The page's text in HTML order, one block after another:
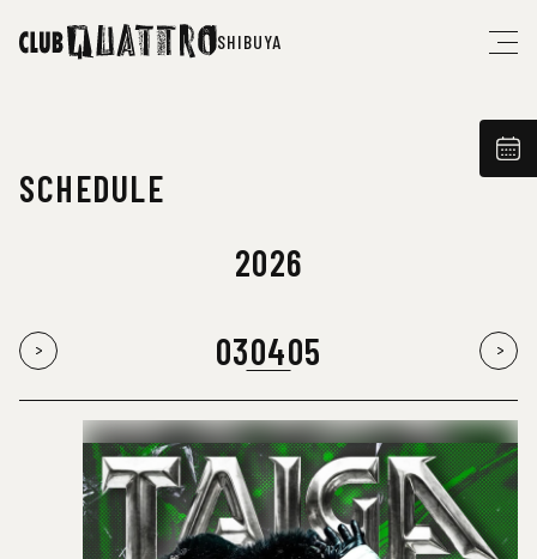
SHIBUYA
SCHEDULE
2026
030405